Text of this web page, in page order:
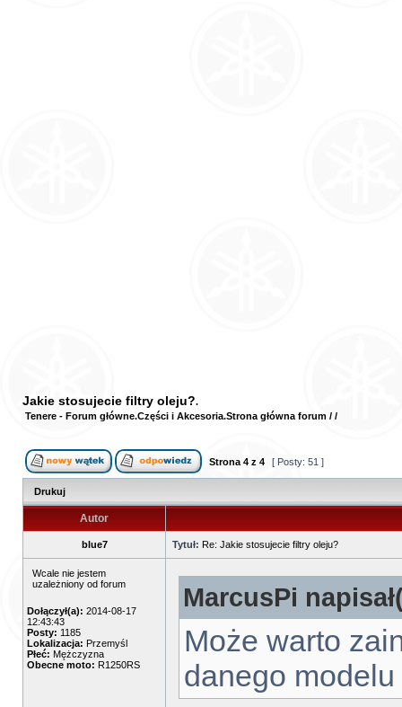
Jakie stosujecie filtry oleju?
Strona główna forum /
Tenere - Forum główne /
Części i Akcesoria
Strona 4 z 4 [ Posty: 51 ]
Drukuj
Autor
blue7 Tytuł: Re: Jakie stosujecie filtry oleju?
Wcale nie jestem
uzależniony od forum
Dołączył(a): 2014-08-17
12:43:43
Posty: 1185
Lokalizacja: Przemyśl
Płeć: Mężczyzna
Obecne moto: R1250RS
MarcusPi
Może warto
danego